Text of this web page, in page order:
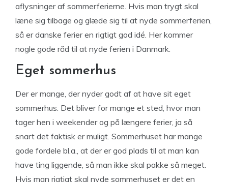
aflysninger af sommerferierne. Hvis man trygt skal
læne sig tilbage og glæde sig til at nyde sommerferien,
så er danske ferier en rigtigt god idé. Her kommer
nogle gode råd til at nyde ferien i Danmark.
Eget sommerhus
Der er mange, der nyder godt af at have sit eget
sommerhus. Det bliver for mange et sted, hvor man
tager hen i weekender og på længere ferier, ja så
snart det faktisk er muligt. Sommerhuset har mange
gode fordele bl.a., at der er god plads til at man kan
have ting liggende, så man ikke skal pakke så meget.
Hvis man rigtigt skal nyde sommerhuset er det en